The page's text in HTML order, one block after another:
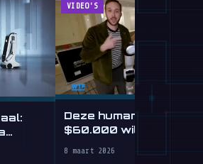
VIDEO'S
Deze humanoïde
$60.000 wil alleen
8 maart 2026